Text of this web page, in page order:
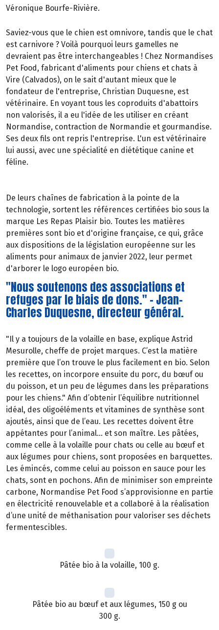
Véronique Bourfe-Rivière.
Saviez-vous que le chien est omnivore, tandis que le chat
est carnivore ? Voilà pourquoi leurs gamelles ne
devraient pas être interchangeables ! Chez Normandises
Pet Food, fabricant d'aliments pour chiens et chats à
Vire (Calvados), on le sait d'autant mieux que le
fondateur de l'entreprise, Christian Duquesne, est
vétérinaire. En voyant tous les coproduits d'abattoirs
non valorisés, il a eu l'idée de les utiliser en créant
Normandise, contraction de Normandie et gourmandise.
Ses deux fils ont repris l'entreprise. L'un est vétérinaire
lui aussi, avec une spécialité en diététique canine et
féline.
De leurs chaînes de fabrication à la pointe de la
technologie, sortent les références certifiées bio sous la
marque Les Repas Plaisir bio. Toutes les matières
premières sont bio et d'origine française, ce qui, grâce
aux dispositions de la législation européenne sur les
aliments pour animaux de janvier 2022, leur permet
d'arborer le logo européen bio.
"Nous soutenons des associations et
refuges par le biais de dons." - Jean-
Charles Duquesne, directeur général.
"Il y a toujours de la volaille en base, explique Astrid
Mesurolle, cheffe de projet marques. C’est la matière
première que l’on trouve le plus facilement en bio. Selon
les recettes, on incorpore ensuite du porc, du bœuf ou
du poisson, et un peu de légumes dans les préparations
pour les chiens." Afin d’obtenir l’équilibre nutritionnel
idéal, des oligoéléments et vitamines de synthèse sont
ajoutés, ainsi que de l’eau. Les recettes doivent être
appétantes pour l’animal… et son maître. Les pâtées,
comme celle à la volaille pour chats ou celle au bœuf et
aux légumes pour chiens, sont proposées en barquettes.
Les émincés, comme celui au poisson en sauce pour les
chats, sont en pochons. Afin de minimiser son empreinte
carbone, Normandise Pet Food s’approvisionne en partie
en électricité renouvelable et a collaboré à la réalisation
d’une unité de méthanisation pour valoriser ses déchets
fermentescibles.
Pâtée bio à la volaille, 100 g.
Pâtée bio au bœuf et aux légumes, 150 g ou
300 g.